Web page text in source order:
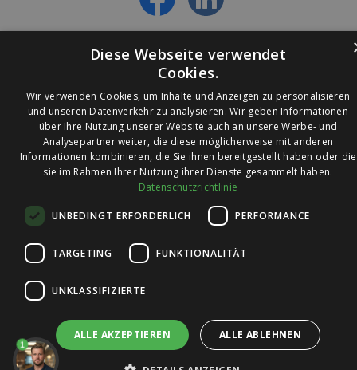
© 2026 Ledleuchtendiscounter.de
auf
Trusted Shops
1
Diese Webseite verwendet
Cookies.
Wir verwenden Cookies, um Inhalte und Anzeigen zu personalisieren
und unseren Datenverkehr zu analysieren. Wir geben Informationen
über Ihre Nutzung unserer Website auch an unsere Werbe- und
Analysepartner weiter, die diese möglicherweise mit anderen
Informationen kombinieren, die Sie ihnen bereitgestellt haben oder die
sie im Rahmen Ihrer Nutzung ihrer Dienste gesammelt haben.
Datenschutzrichtlinie
UNBEDINGT ERFORDERLICH PERFORMANCE
TARGETING FUNKTIONALITÄT
UNKLASSIFIZIERTE
ALLE AKZEPTIEREN ALLE ABLEHNEN